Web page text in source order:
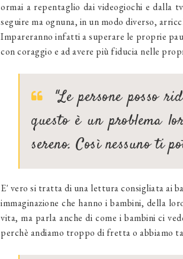
ormai a repentaglio dai videogiochi e dalla
seguire ma ognuna, in un modo diverso,
Impareranno infatti a superare le proprie
con coraggio e ad avere più fiducia nelle
"Le persone posso
questo è un problema
sereno. Così nessuno ti
E' vero si tratta di una lettura consigliata ai
immaginazione che hanno i bambini, della
vita, ma parla anche di come i bambini ci
perchè andiamo troppo di fretta o abbiamo